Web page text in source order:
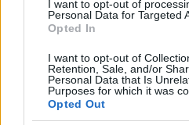
I want to opt-out of
Personal Data for Targeted
Opted In
I want to opt-out of
Retention, Sale, and/or
Personal Data that Is
Purposes for which it was
Opted Out